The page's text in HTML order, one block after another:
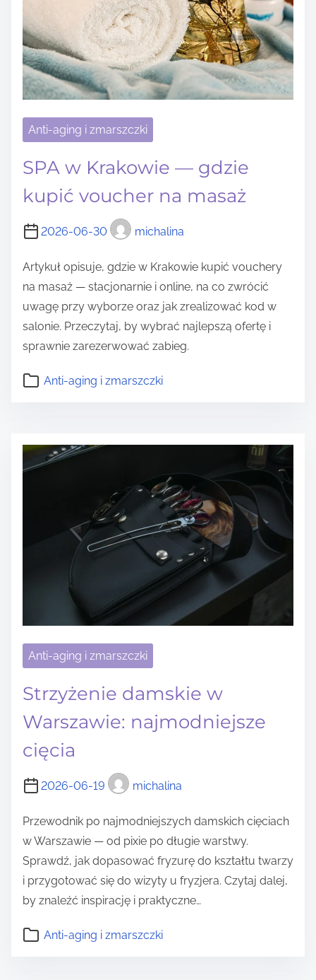
Anti-aging i zmarszczki
SPA w Krakowie — gdzie
kupić voucher na masaż
2026-06-30 michalina
Artykuł opisuje, gdzie w Krakowie kupić vouchery
na masaż — stacjonarnie i online, na co zwrócić
uwagę przy wyborze oraz jak zrealizować kod w
salonie. Przeczytaj, by wybrać najlepszą ofertę i
sprawnie zarezerwować zabieg.
Anti-aging i zmarszczki
Anti-aging i zmarszczki
Strzyżenie damskie w
Warszawie: najmodniejsze
cięcia
2026-06-19 michalina
Przewodnik po najmodniejszych damskich cięciach
w Warszawie — od pixie po długie warstwy.
Sprawdź, jak dopasować fryzurę do kształtu twarzy
i przygotować się do wizyty u fryzjera. Czytaj dalej,
by znaleźć inspirację i praktyczne…
Anti-aging i zmarszczki